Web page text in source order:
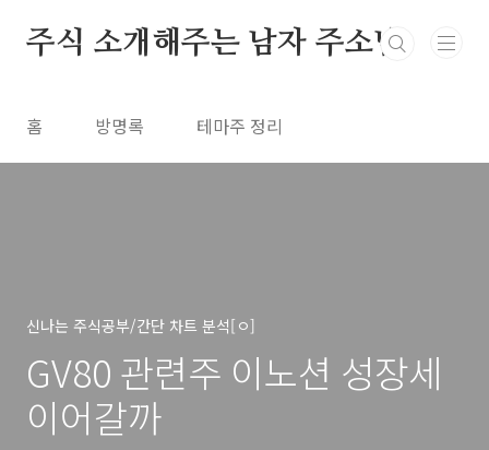
주식 소개해주는 남자 주소남
홈 방명록 테마주 정리
신나는 주식공부/간단 차트 분석[ㅇ]
GV80 관련주 이노션 성장세
이어갈까